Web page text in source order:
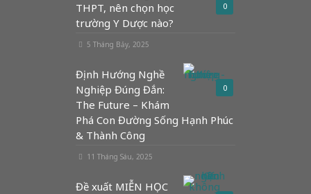
0
THPT, nên chọn học
trường Y Dược nào?
5 Tháng Bảy, 2025
0
Định Hướng Nghề
Nghiệp Đúng Đắn:
The Future – Khám
Phá Con Đường Sống Hạnh Phúc
& Thành Công
11 Tháng Sáu, 2025
Đề xuất MIỄN HỌC